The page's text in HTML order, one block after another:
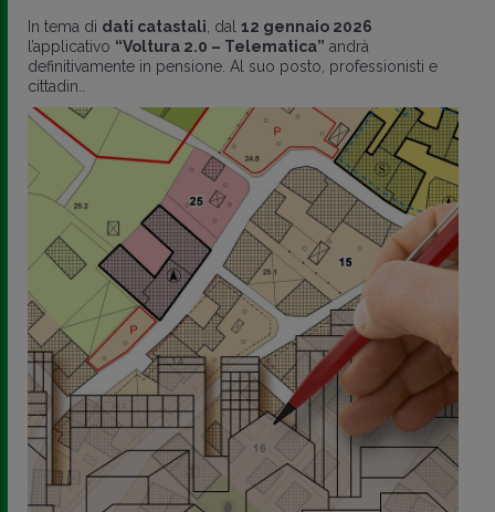
In tema di dati catastali , dal 12 gennaio 2026
l’applicativo “Voltura 2.0 – Telematica” andrà
definitivamente in pensione. Al suo posto, professionisti e
cittadin..